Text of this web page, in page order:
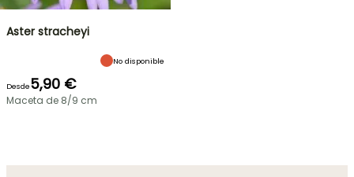
Aster stracheyi
No disponible
Desde5,90 €
Maceta de 8/9 cm